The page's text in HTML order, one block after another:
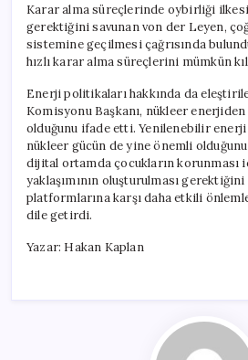
Karar alma süreçlerinde oybirliği
gerektiğini savunan von der Leyen,
sistemine geçilmesi çağrısında
hızlı karar alma süreçlerini mümkün
Enerji politikaları hakkında da
Komisyonu Başkanı, nükleer
olduğunu ifade etti. Yenilenebilir enerji
nükleer gücün de yine önemli olduğunu
dijital ortamda çocukların korunması
yaklaşımının oluşturulması
platformlarına karşı daha etkili
dile getirdi.
Yazar: Hakan Kaplan